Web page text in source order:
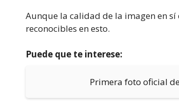
Aunque la calidad de la imagen en
reconocibles en esto.
Puede que te interese:
Primera foto oficial